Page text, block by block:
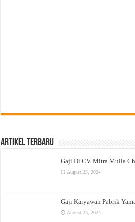
Artikel Terbaru
Gaji Di CV. Mitra Mulia
August 23, 2024
Gaji Karyawan Pabrik
August 23, 2024